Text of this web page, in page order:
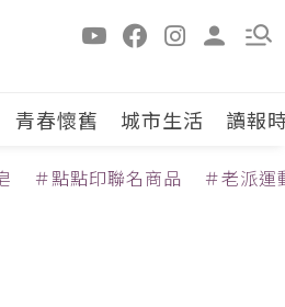
青春懷舊 城市生活 讀報
＃點點印聯名商品 ＃老派運